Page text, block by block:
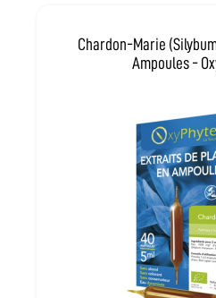
Chardon-Marie
Ampoules -